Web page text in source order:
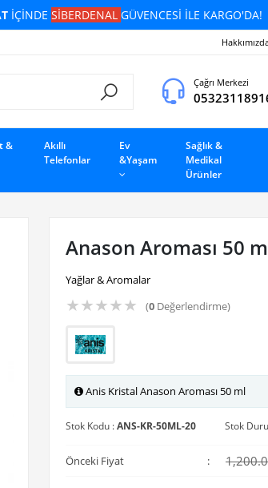
İÇİNDE SİBERDENAL GÜVENCESİ İLE KARGO'DA!
Çağrı Merkezi
&
Akıllı
Telefonlar
Ev
&Yaşam
Sağlık &
Medikal
Ürünler
Anason Aroması 50
Yağlar & Aromalar
★★★★★ (0 Değerlendirme)
Anis Kristal Anason Aroması 50 ml
Stok Kodu :ANS-KR-50ML-20 Stok
Önceki Fiyat :